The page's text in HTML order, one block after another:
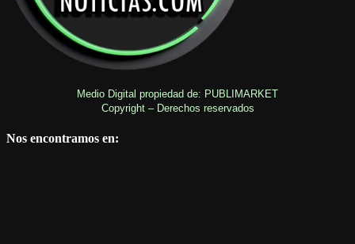
Medio Digital propiedad de: PUBLIMARKET
Copyright – Derechos reservados
Nos encontramos en: